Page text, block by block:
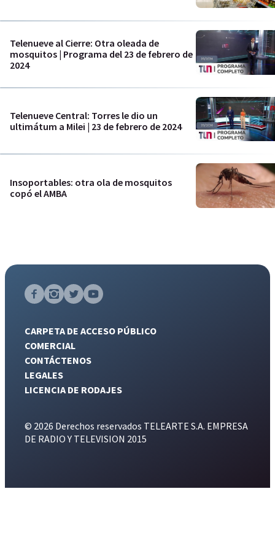
Telenueve al Cierre: Otra oleada de
mosquitos | Programa del 23 de febrero de
2024
Telenueve Central: Torres le dio un
ultimátum a Milei | 23 de febrero de 2024
Insoportables: otra ola de mosquitos
copó el AMBA
CARPETA DE ACCESO PÚBLICO
COMERCIAL
CONTÁCTENOS
LEGALES
LICENCIA DE RODAJES
© 2026 Derechos reservados TELEARTE S.A. EMPRESA
DE RADIO Y TELEVISION 2015